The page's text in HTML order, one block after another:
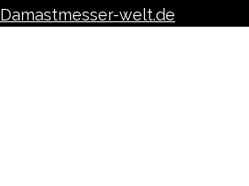
Damastmesser-welt.de